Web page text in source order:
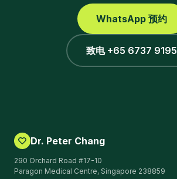
WhatsApp 预约
致电 +65 6737 9195
Dr. Peter Chang
290 Orchard Road #17-10
Paragon Medical Centre, Singapore 238859